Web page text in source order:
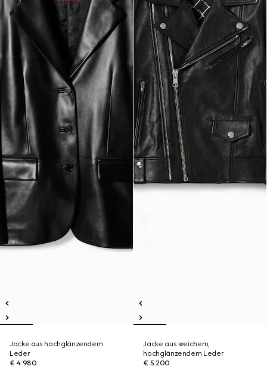
Jacke aus hochglänzendem
Leder
€ 4.980
Jacke aus weichem,
hochglänzendem Leder
€ 5.200